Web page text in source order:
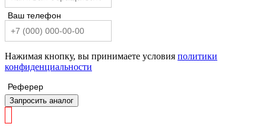
Ваш телефон
Нажимая кнопку, вы принимаете условия политики
конфиденциальности
Реферер
Запросить аналог